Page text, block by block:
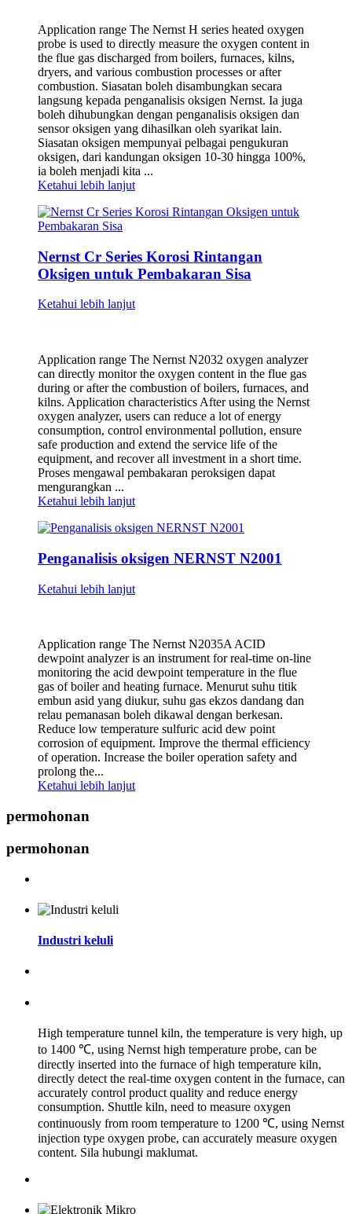
Application range The Nernst H series heated oxygen
probe is used to directly measure the oxygen content in
the flue gas discharged from boilers, furnaces, kilns,
dryers, and various combustion processes or after
combustion. Siasatan boleh disambungkan secara
langsung kepada penganalisis oksigen Nernst. Ia juga
boleh dihubungkan dengan penganalisis oksigen dan
sensor oksigen yang dihasilkan oleh syarikat lain.
Siasatan oksigen mempunyai pelbagai pengukuran
oksigen, dari kandungan oksigen 10-30 hingga 100%,
ia boleh menjadi kita ...
Ketahui lebih lanjut
Nernst Cr Series Korosi Rintangan
Oksigen untuk Pembakaran Sisa
Ketahui lebih lanjut
Application range The Nernst N2032 oxygen analyzer
can directly monitor the oxygen content in the flue gas
during or after the combustion of boilers, furnaces, and
kilns. Application characteristics After using the Nernst
oxygen analyzer, users can reduce a lot of energy
consumption, control environmental pollution, ensure
safe production and extend the service life of the
equipment, and recover all investment in a short time.
Proses mengawal pembakaran peroksigen dapat
mengurangkan ...
Ketahui lebih lanjut
Penganalisis oksigen NERNST N2001
Ketahui lebih lanjut
Application range The Nernst N2035A ACID
dewpoint analyzer is an instrument for real-time on-line
monitoring the acid dewpoint temperature in the flue
gas of boiler and heating furnace. Menurut suhu titik
embun asid yang diukur, suhu gas ekzos dandang dan
relau pemanasan boleh dikawal dengan berkesan.
Reduce low temperature sulfuric acid dew point
corrosion of equipment. Improve the thermal efficiency
of operation. Increase the boiler operation safety and
prolong the...
Ketahui lebih lanjut
permohonan
permohonan
Industri keluli
High temperature tunnel kiln, the temperature is very high, up
to 1400 ℃, using Nernst high temperature probe, can be
directly inserted into the furnace of high temperature kiln,
directly detect the real-time oxygen content in the furnace, can
accurately control product quality and reduce energy
consumption. Shuttle kiln, need to measure oxygen
continuously from room temperature to 1200 ℃, using Nernst
injection type oxygen probe, can accurately measure oxygen
content. Sila hubungi maklumat.